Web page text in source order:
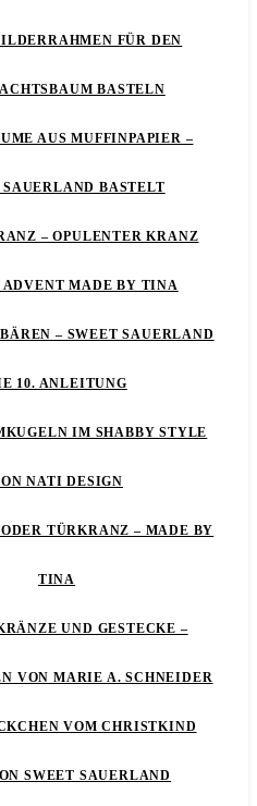
FÜR DEN
BASTELN
AUS MUFFINPAPIER –
SAUERLAND BASTELT
– OPULENTER KRANZ
ADVENT MADE BY TINA
– SWEET SAUERLAND D
10. ANLEITUNG
IM SHABBY STYLE
NATI DESIGN
TÜRKRANZ – MADE BY
TINA
UND GESTECKE –
VON MARIE A. SCHNEIDER
VOM CHRISTKIND
SWEET SAUERLAND